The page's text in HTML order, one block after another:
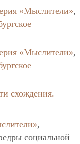
«Мыслители»,
«Мыслители»,
схождения.
,
социальной